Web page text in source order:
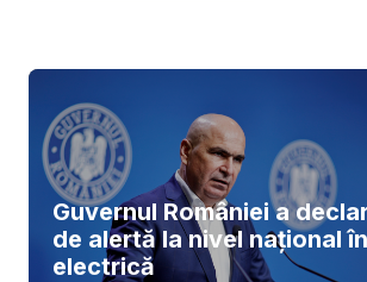
Guvernul României a
de alertă la nivel național
electrică